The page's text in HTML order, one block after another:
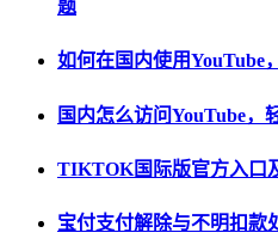
题
如何在国内使用YouTube
国内怎么访问YouTube，
TIKTOK国际版官方入口
宝付支付解除与不明扣款